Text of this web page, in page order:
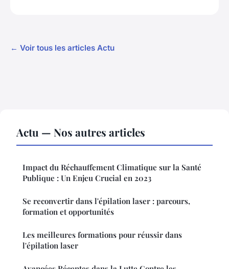
← Voir tous les articles Actu
Actu — Nos autres articles
Impact du Réchauffement Climatique sur la Santé
Publique : Un Enjeu Crucial en 2023
Se reconvertir dans l'épilation laser : parcours,
formation et opportunités
Les meilleures formations pour réussir dans
l'épilation laser